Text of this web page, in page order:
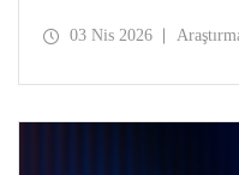
sürecine katkı
03 Nis 2026